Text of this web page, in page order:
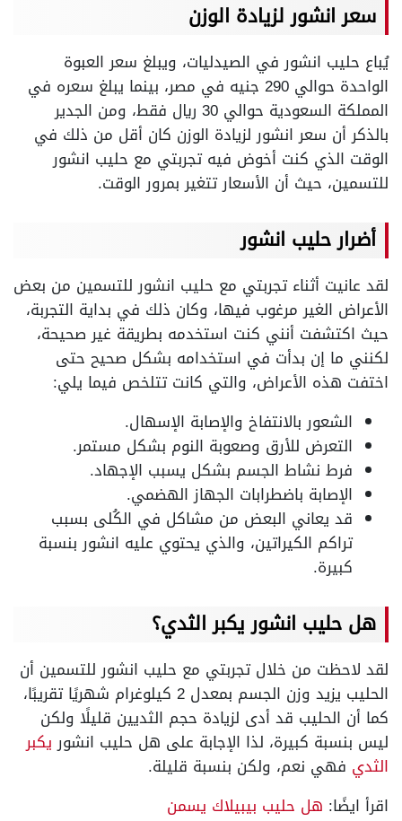
سعر انشور لزيادة الوزن
يُباع حليب انشور في الصيدليات، ويبلغ سعر العبوة
الواحدة حوالي 290 جنيه في مصر، بينما يبلغ سعره في
المملكة السعودية حوالي 30 ريال فقط، ومن الجدير
بالذكر أن سعر انشور لزيادة الوزن كان أقل من ذلك في
الوقت الذي كنت أخوض فيه تجربتي مع حليب انشور
للتسمين، حيث أن الأسعار تتغير بمرور الوقت.
أضرار حليب انشور
لقد عانيت أثناء تجربتي مع حليب انشور للتسمين من بعض
الأعراض الغير مرغوب فيها، وكان ذلك في بداية التجربة،
حيث اكتشفت أنني كنت استخدمه بطريقة غير صحيحة،
لكنني ما إن بدأت في استخدامه بشكل صحيح حتى
اختفت هذه الأعراض، والتي كانت تتلخص فيما يلي:
الشعور بالانتفاخ والإصابة الإسهال.
التعرض للأرق وصعوبة النوم بشكل مستمر.
فرط نشاط الجسم بشكل يسبب الإجهاد.
الإصابة باضطرابات الجهاز الهضمي.
قد يعاني البعض من مشاكل في الكُلى بسبب
تراكم الكيراتين، والذي يحتوي عليه انشور بنسبة
كبيرة.
هل حليب انشور يكبر الثدي؟
لقد لاحظت من خلال تجربتي مع حليب انشور للتسمين أن
الحليب يزيد وزن الجسم بمعدل 2 كيلوغرام شهريًا تقريبًا،
كما أن الحليب قد أدى لزيادة حجم الثديين قليلًا ولكن
ليس بنسبة كبيرة، لذا الإجابة على هل حليب انشوريكبر
الثدي فهي نعم، ولكن بنسبة قليلة.
اقرأ ايضًا: هل حليب بيبيلاك يسمن